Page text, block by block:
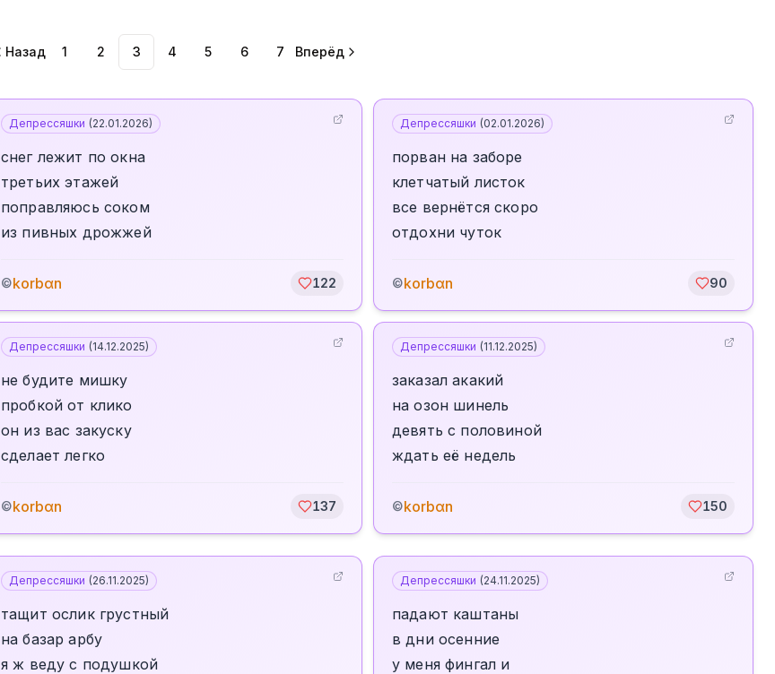
Назад 1 2 3 4 5 6 7 Вперёд
Депрессяшки (22.01.2026)
снег лежит по окна
третьих этажей
поправляюсь соком
из пивных дрожжей
©korbαn 122
Депрессяшки (02.01.2026)
порван на заборе
клетчатый листок
все вернётся скоро
отдохни чуток
©korbαn 90
Депрессяшки (14.12.2025)
не будите мишку
пробкой от клико
он из вас закуску
сделает легко
©korbαn 137
Депрессяшки (11.12.2025)
заказал акакий
на озон шинель
девять с половиной
ждать её недель
©korbαn 150
Депрессяшки (26.11.2025)
тащит ослик грустный
на базар арбу
я ж веду с подушкой
Депрессяшки (24.11.2025)
падают каштаны
в дни осенние
у меня фингал и